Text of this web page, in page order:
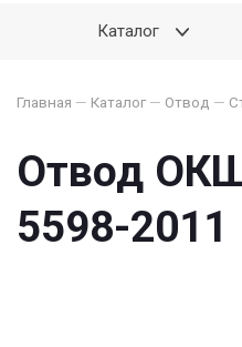
Каталог
Главная — Каталог — Отвод —
Отвод
5598-2011